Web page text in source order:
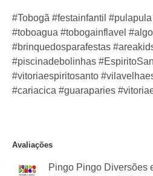
#Tobogã #festainfantil
#toboagua #tobogainflavel
#brinquedosparafestas
#piscinadebolinhas
#vitoriaespiritosanto
#cariacica #guaraparies
Avaliações
Pingo Pingo Diversões